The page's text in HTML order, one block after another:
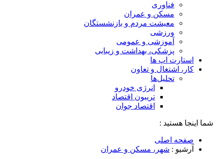
فناوری
مسکن و عمران
معیشت مردم و بازنشستگان
ورزشی
آموزشی و عمومی
پزشکی، بهداشت و زیبایی
استارت اپ ها
کار، اشتغال و تعاون
تحلیل‌ها
انرژی خودرو
تریبون اقتصاد
اقتصاد جوان
شما اینجا هستید :
صفحه اصلی
آرشیو : شهر، مسکن و عمران